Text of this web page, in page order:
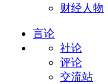
财经人物
言论
社论
评论
交流站